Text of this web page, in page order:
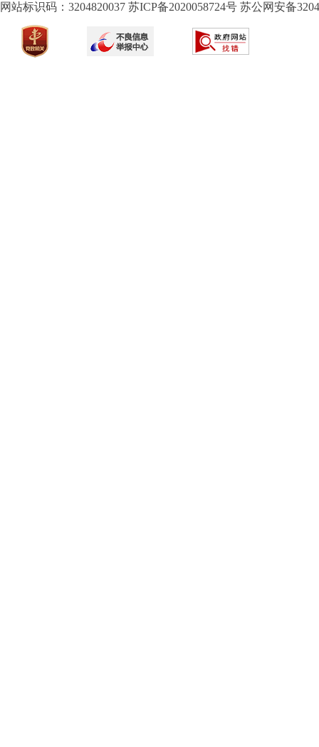
网站标识码：3204820037 苏ICP备2020058724号 苏公网安备